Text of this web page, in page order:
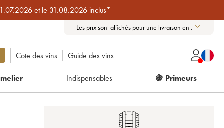
et le 31.08.2026 inclus*
Les prix sont affichés pour une livraison en :
Cote des vins Guide des vins
Indispensables 🍇 Primeurs